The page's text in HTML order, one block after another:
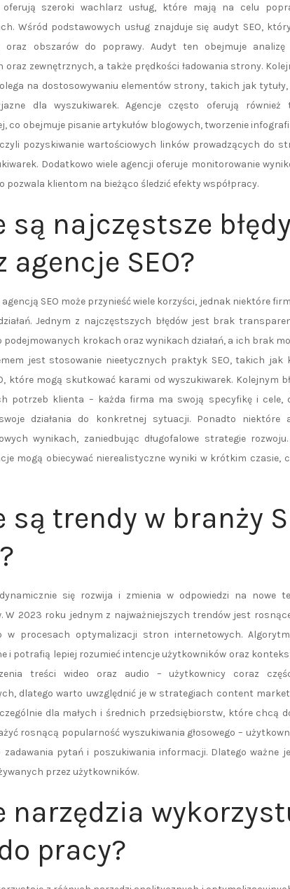
oferują szeroki wachlarz usług, które mają na celu
Wśród podstawowych usług znajduje się audyt SEO,
oraz obszarów do poprawy. Audyt ten obejmuje
oraz zewnętrznych, a także prędkości ładowania strony.
na dostosowywaniu elementów strony, takich jak
dla wyszukiwarek. Agencje często oferują
co obejmuje pisanie artykułów blogowych, tworzenie
pozyskiwanie wartościowych linków prowadzących do
Dodatkowo wiele agencji oferuje monitorowanie
pozwala klientom na bieżąco śledzić efekty współpracy.
są najczęstsze
agencje SEO?
SEO może przynieść wiele korzyści, jednak niektóre
Jednym z najczęstszych błędów jest brak
podejmowanych krokach oraz wynikach działań, a ich brak
jest stosowanie nieetycznych praktyk SEO, takich jak
które mogą skutkować karami od wyszukiwarek. Kolejnym
potrzeb klienta – każda firma ma swoją specyfikę i cele,
działania do konkretnej sytuacji. Ponadto niektóre
wynikach, zaniedbując długofalowe strategie
mogą obiecywać nierealistyczne wyniki w krótkim
są trendy w branży
się rozwija i zmienia w odpowiedzi na nowe
W 2023 roku jednym z najważniejszych trendów jest
w procesach optymalizacji stron internetowych.
i potrafią lepiej rozumieć intencje użytkowników oraz
treści wideo oraz audio – użytkownicy coraz
dlatego warto uwzględnić je w strategiach content
dla małych i średnich przedsiębiorstw, które chcą
rosnącą popularność wyszukiwania głosowego –
zadawania pytań i poszukiwania informacji. Dlatego ważne
przez użytkowników.
narzędzia
pracy?